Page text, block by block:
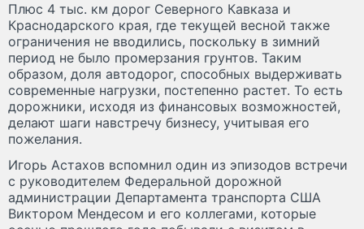
Плюс 4 тыс. км дорог Северного Кавказа и
Краснодарского края, где текущей весной также
ограничения не вводились, поскольку в зимний
период не было промерзания грунтов. Таким
образом, доля автодорог, способных выдерживать
современные нагрузки, постепенно растет. То есть
дорожники, исходя из финансовых возможностей,
делают шаги навстречу бизнесу, учитывая его
пожелания.
Игорь Астахов вспомнил один из эпизодов встречи
с руководителем Федеральной дорожной
администрации Департамента транспорта США
Виктором Мендесом и его коллегами, которые